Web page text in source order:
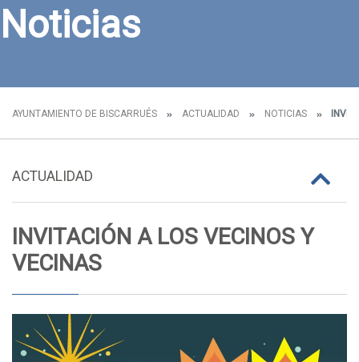
Noticias
AYUNTAMIENTO DE BISCARRUÉS ACTUALIDAD NOTICIAS
ACTUALIDAD
INVITACIÓN A LOS VECINOS Y
VECINAS